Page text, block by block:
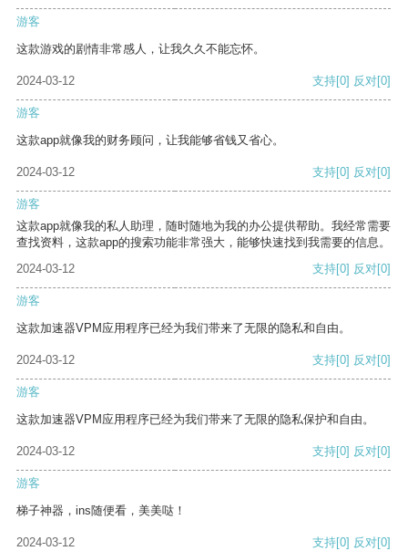
游客
这款游戏的剧情非常感人，让我久久不能忘怀。
2024-03-12 支持[0] 反对[0]
游客
这款app就像我的财务顾问，让我能够省钱又省心。
2024-03-12 支持[0] 反对[0]
游客
这款app就像我的私人助理，随时随地为我的办公提供帮助。我经常需要
查找资料，这款app的搜索功能非常强大，能够快速找到我需要的信息。
2024-03-12
支持[0] 反对[0]
游客
这款加速器VPM应用程序已经为我们带来了无限的隐私和自由。
2024-03-12 支持[0] 反对[0]
游客
这款加速器VPM应用程序已经为我们带来了无限的隐私保护和自由。
2024-03-12 支持[0] 反对[0]
游客
梯子神器，ins随便看，美美哒！
2024-03-12 支持[0] 反对[0]